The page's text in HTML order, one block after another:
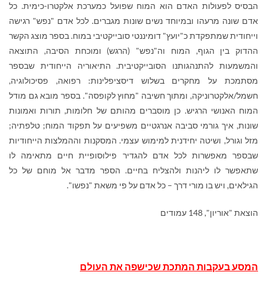
הבסיס לפעולות האדם הוא המוח שפועל כמערכת אלקטרו-כימית. כל
אדם שונה מרעהו ובמיוחד נשים שונות מגברים. לכל אדם "נפש" רגישה
וייחודית שמתפקדת כ"יועץ" דומיננטי סובייקטיבי במוח. בספר מוצג הקשר
ההדוק בין הגוף, המוח וה"נפש" (הרגש) ומוכחת הסיבה, התוצאה
והמשמעות להתנהגותנו הסובייקטיבית. התיאוריה הייחודית שבספר
מסתמכת על מחקרים בשלוש דיסציפלינות: רפואה, פסיכולוגיה,
חשמל/אלקטרוניקה, ומתוך חשיבה "מחוץ לקופסה". בספר מובא גם מודל
המוח האנושי הרגיש. כן מוסברים מהותם של חלומות, תורות ואמונות
שונות, איך גורמי סביבה אנרגטיים משפיעים על תפקוד המוח; טלפתיה;
מזל וגורל, ושיטה יחידנית למימוש עצמי. המסקנות וההמלצות הייחודיות
שבספר מאפשרות לכל אדם להגדיר פילוסופיית חיים מתאימה לו
שתאפשר לו ליהנות ולהצליח בחיים. הספר מדבר אל מוחם של כל
הגילאים, ויש בו מורי דרך – כל אדם על פי משאת "נפשו".
הוצאת "אוריון", 148 עמודים
המסע בעקבות המתכת שכישפה את העולם